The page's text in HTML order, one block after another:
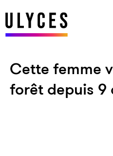
Cette femme
forêt depuis 9